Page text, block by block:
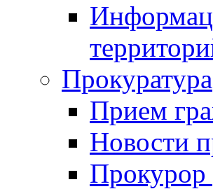
Прокуратура
Прием
Новости
Прокурор